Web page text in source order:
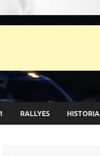
RALLYES HISTORIA